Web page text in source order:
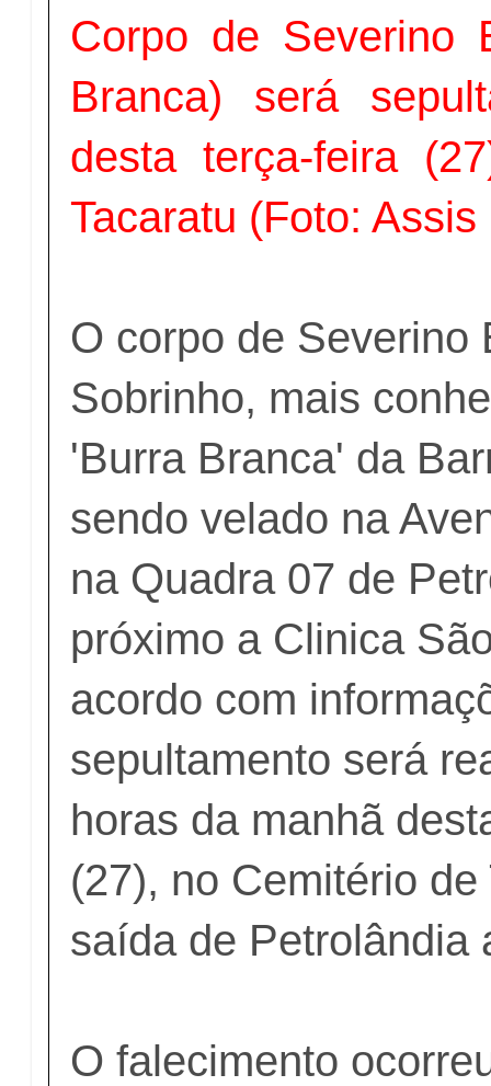
Corpo de Severino
Branca) será
desta terça-feira
Tacaratu (Foto:
O corpo de Severino
Sobrinho, mais
'Burra Branca' da
sendo velado na
na Quadra 07 de
próximo a Clinica
acordo com
sepultamento será
horas da manhã
(27), no Cemitério
saída de Petrolândia
O falecimento